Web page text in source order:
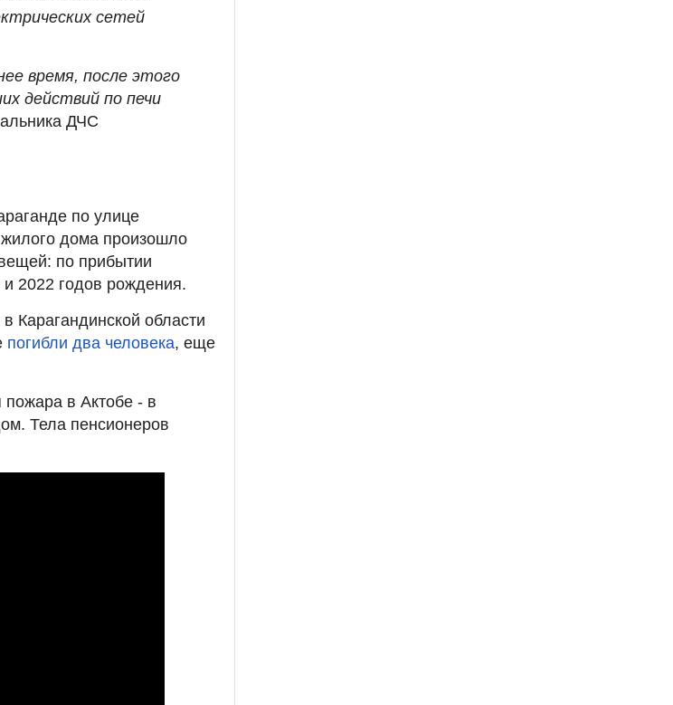
сетей
время, после этого
действий по печи
ДЧС
по улице
жилого дома произошло
по прибытии
2022 годов рождения.
Карагандинской области
погибли два человека, еще
пожара в Актобе - в
Тела пенсионеров